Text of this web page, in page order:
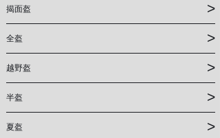
揭面盔 >
全盔 >
越野盔 >
半盔 >
夏盔 >